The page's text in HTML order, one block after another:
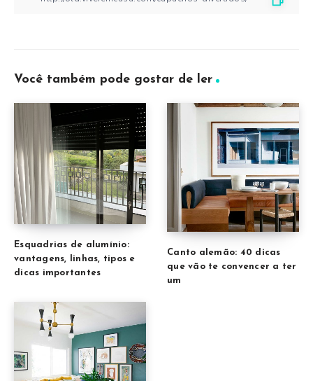
Você também pode gostar de ler
Esquadrias de alumínio:
vantagens, linhas, tipos e
dicas importantes
Canto alemão: 40 dicas
que vão te convencer a ter
um